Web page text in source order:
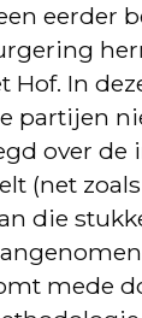
eerder
Hof. In
partijen
over de
(net
die
mede